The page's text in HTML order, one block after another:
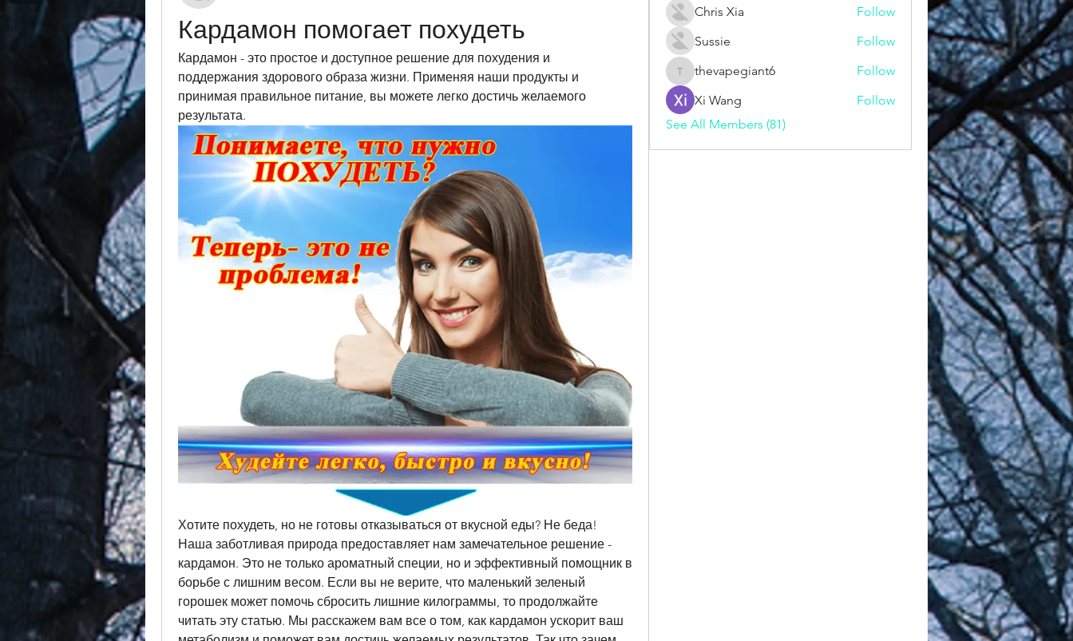
Кардамон помогает похудеть
Кардамон - это простое и доступное решение для похудения и
поддержания здорового образа жизни. Применяя наши продукты и
принимая правильное питание, вы можете легко достичь желаемого
результата.
Хотите похудеть, но не готовы отказываться от вкусной еды? Не беда!
Наша заботливая природа предоставляет нам замечательное решение -
кардамон. Это не только ароматный специи, но и эффективный помощник в
борьбе с лишним весом. Если вы не верите, что маленький зеленый
горошек может помочь сбросить лишние килограммы, то продолжайте
читать эту статью. Мы расскажем вам все о том, как кардамон ускорит ваш
Chris Xia
Follow
Sussie
Follow
thevapegiant6
thevapegiant6
Follow
Xi Wang
Follow
See All Members (81)